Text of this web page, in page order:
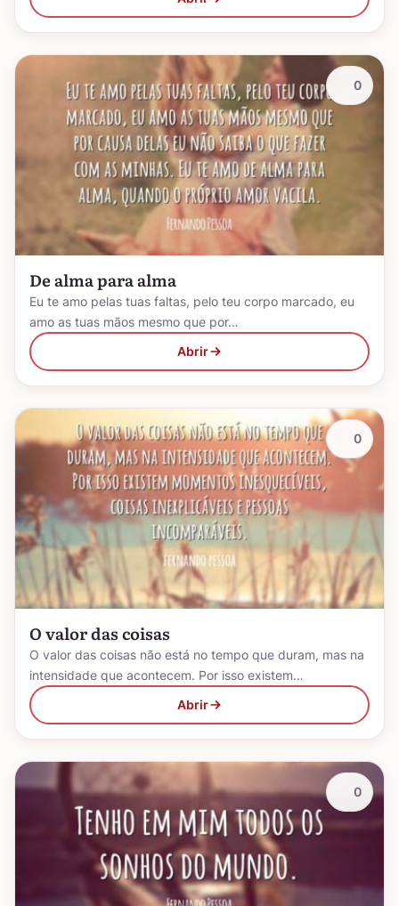
De alma para alma
Eu te amo pelas tuas faltas, pelo teu corpo marcado, eu
amo as tuas mãos mesmo que por…
Abrir
0
O valor das coisas
O valor das coisas não está no tempo que duram, mas na
intensidade que acontecem. Por isso existem…
Abrir
0
0